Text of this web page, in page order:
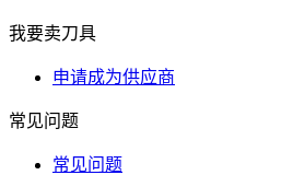
我要卖刀具
申请成为供应商
常见问题
常见问题